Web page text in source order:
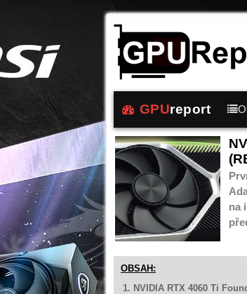
GPUreport
na
OBSAH:
1. NVIDIA RTX 4060 Ti